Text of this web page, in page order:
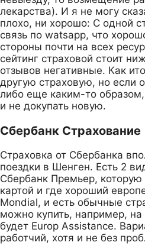
лекарства). И я не могу
плохо, ни хорошо: С одной
связь по watsapp, что
стороны почти на всех
сейтинг страховой стоит
отзывов негативные. Как
другую страховую, но если
либо еще каким-то
и не докупать новую.
Сбербанк Страхование
Страховка от Сбербанка
поездки в Шенген. Есть 2
Сбербанк Премьер,
картой и где хороший
Mondial, и есть обычные
можно купить, например,
будет Europ Assistance.
работчий, хотя и не без